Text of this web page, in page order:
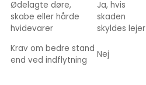
Ødelagte døre,
skabe eller hårde
hvidevarer
Ja, hvis
skaden
skyldes lejer
Krav om bedre stand
end ved indflytning
Nej